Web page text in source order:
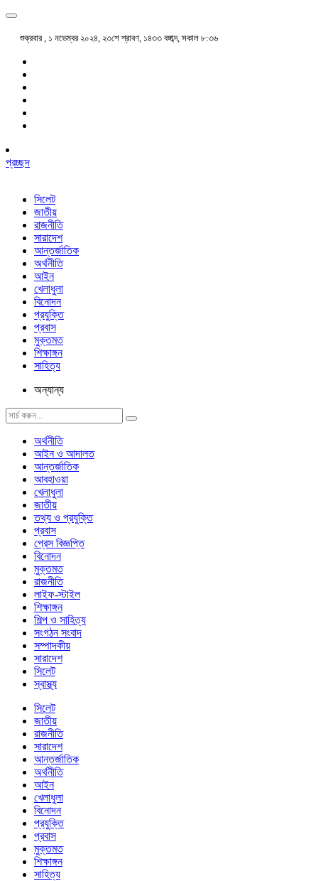
শুক্রবার , ১ নভেম্বর ২০২৪, ২৩শে শ্রাবণ, ১৪৩৩ বঙ্গাব্দ, সকাল ৮:৩৬
প্রচ্ছদ
সিলেট
জাতীয়
রাজনীতি
সারাদেশ
আন্তর্জাতিক
অর্থনীতি
আইন
খেলাধুলা
বিনোদন
প্রযুক্তি
প্রবাস
মুক্তমত
শিক্ষাঙ্গন
সাহিত্য
অন্যান্য
অর্থনীতি
আইন ও আদালত
আন্তর্জাতিক
আবহাওয়া
খেলাধুলা
জাতীয়
তথ্য ও প্রযুক্তি
প্রবাস
প্রেস বিজ্ঞপ্তি
বিনোদন
মুক্তমত
রাজনীতি
লাইফ-স্টাইল
শিক্ষাঙ্গন
শিল্প ও সাহিত্য
সংগঠন সংবাদ
সম্পাদকীয়
সারাদেশ
সিলেট
স্বাস্থ্য
সিলেট
জাতীয়
রাজনীতি
সারাদেশ
আন্তর্জাতিক
অর্থনীতি
আইন
খেলাধুলা
বিনোদন
প্রযুক্তি
প্রবাস
মুক্তমত
শিক্ষাঙ্গন
সাহিত্য